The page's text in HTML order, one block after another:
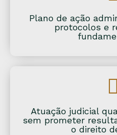
Plano de ação
protocolos e
Atuação judicial
sem prometer
o direito